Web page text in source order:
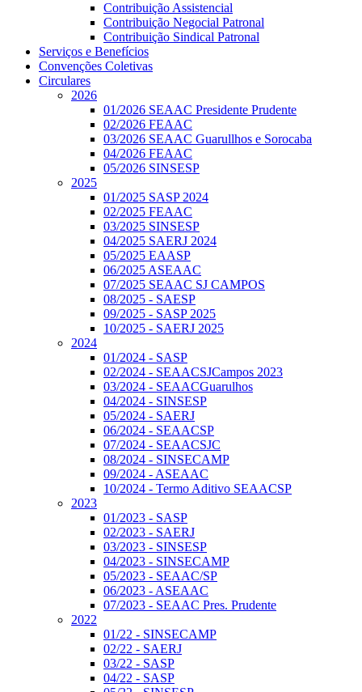
Contribuição Assistencial
Contribuição Negocial Patronal
Contribuição Sindical Patronal
Serviços e Benefícios
Convenções Coletivas
Circulares
2026
01/2026 SEAAC Presidente Prudente
02/2026 FEAAC
03/2026 SEAAC Guarullhos e Sorocaba
04/2026 FEAAC
05/2026 SINSESP
2025
01/2025 SASP 2024
02/2025 FEAAC
03/2025 SINSESP
04/2025 SAERJ 2024
05/2025 EAASP
06/2025 ASEAAC
07/2025 SEAAC SJ CAMPOS
08/2025 - SAESP
09/2025 - SASP 2025
10/2025 - SAERJ 2025
2024
01/2024 - SASP
02/2024 - SEAACSJCampos 2023
03/2024 - SEAACGuarulhos
04/2024 - SINSESP
05/2024 - SAERJ
06/2024 - SEAACSP
07/2024 - SEAACSJC
08/2024 - SINSECAMP
09/2024 - ASEAAC
10/2024 - Termo Aditivo SEAACSP
2023
01/2023 - SASP
02/2023 - SAERJ
03/2023 - SINSESP
04/2023 - SINSECAMP
05/2023 - SEAAC/SP
06/2023 - ASEAAC
07/2023 - SEAAC Pres. Prudente
2022
01/22 - SINSECAMP
02/22 - SAERJ
03/22 - SASP
04/22 - SASP